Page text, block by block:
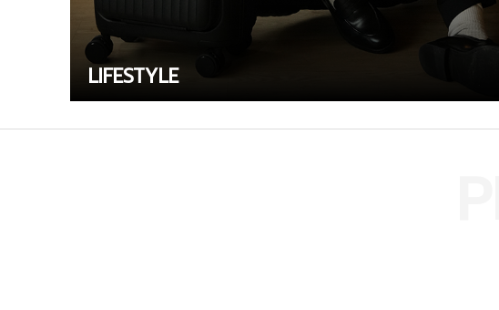
LIFESTYLE